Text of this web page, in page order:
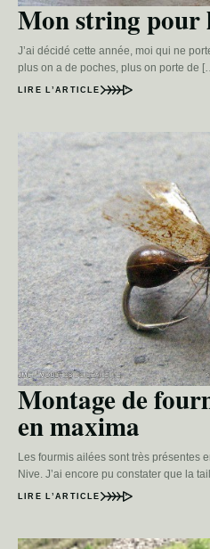
Mon string pour
J’ai décidé cette année, moi qui ne
plus on a de poches, plus on porte de
LIRE L’ARTICLE
Montage de
en maxima
Les fourmis ailées sont très présentes
Nive. J’ai encore pu constater que la
LIRE L’ARTICLE